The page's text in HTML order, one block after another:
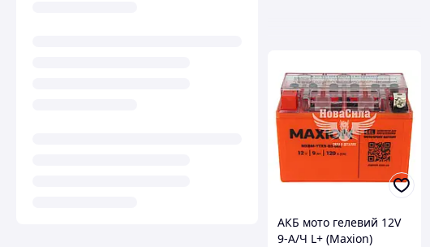
АКБ мото гелевий 12V
9-А/Ч L+ (Maxion)